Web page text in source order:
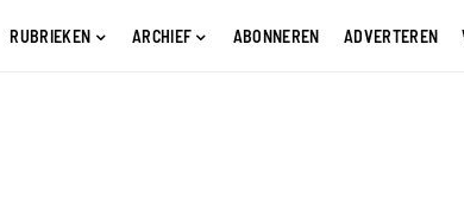
RUBRIEKEN ARCHIEF ABONNEREN ADVERTEREN